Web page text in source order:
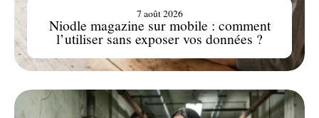
Niodle magazine sur mobile : comment
l’utiliser sans exposer vos données ?
7 août 2026